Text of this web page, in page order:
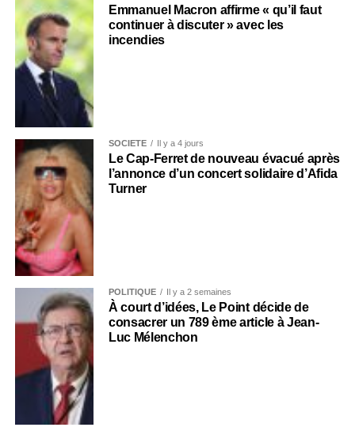
Emmanuel Macron affirme « qu’il faut
continuer à discuter » avec les
incendies
SOCIÉTÉ Il y a 4 jours
Le Cap-Ferret de nouveau évacué après
l’annonce d’un concert solidaire d’Afida
Turner
POLITIQUE Il y a 2 semaines
À court d’idées, Le Point décide de
consacrer un 789 ème article à Jean-
Luc Mélenchon